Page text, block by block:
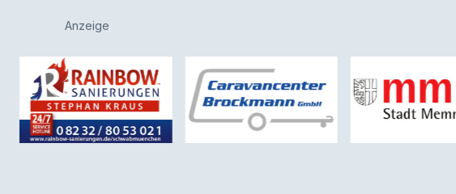
Anzeige